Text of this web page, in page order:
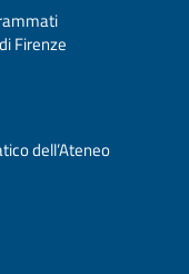
Firenze
dell’Ateneo